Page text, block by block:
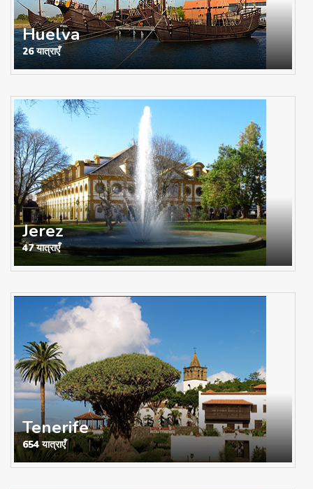
Huelva
26 यात्राएँ
Jerez
47 यात्राएँ
Tenerife
654 यात्राएँ